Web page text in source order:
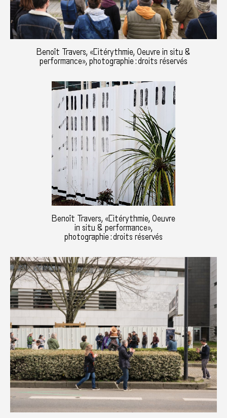
Benoît Travers, «Citérythmie, Oeuvre in situ &
performance», photographie : droits réservés
Benoît Travers, «Citérythmie, Oeuvre
in situ & performance»,
photographie : droits réservés